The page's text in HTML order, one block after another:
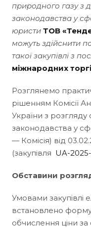
природного газу з
законодавства у
юристи ТОВ
можуть здійснити
такої закупівлі з
міжнародних
Розглянемо
рішенням Комісії
України з
законодавства у
— Комісія) від
(закупівля UA-
Обставини
Умовами закупівлі
встановлено
обчислення ціни